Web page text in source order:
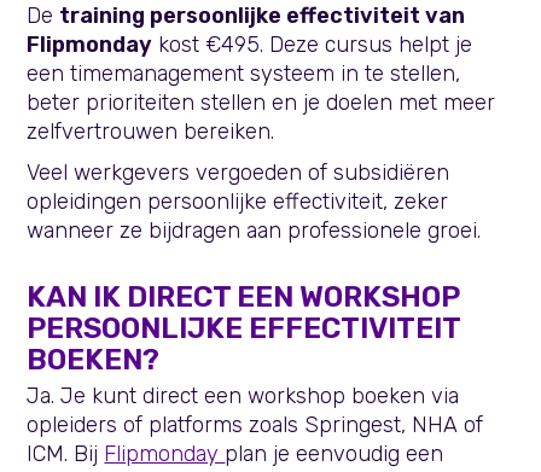
De training persoonlijke effectiviteit van
Flipmonday kost €495. Deze cursus helpt je
een timemanagement systeem in te stellen,
beter prioriteiten stellen en je doelen met meer
zelfvertrouwen bereiken.
Veel werkgevers vergoeden of subsidiëren
opleidingen persoonlijke effectiviteit, zeker
wanneer ze bijdragen aan professionele groei.
KAN IK DIRECT EEN WORKSHOP
PERSOONLIJKE EFFECTIVITEIT
BOEKEN?
Ja. Je kunt direct een workshop boeken via
opleiders of platforms zoals Springest, NHA of
ICM. Bij Flipmonday plan je eenvoudig een